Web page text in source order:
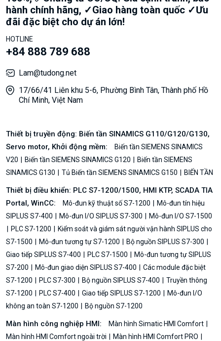
hành chính hãng, ✓Giao hàng toàn quốc ✓Ưu
đãi đặc biệt cho dự án lớn!
HOTLINE
+84 888 789 688
Lam@tudong.net
17/66/41 Liên khu 5-6, Phường Bình Tân, Thành phố Hồ
Chí Minh, Việt Nam
Thiết bị truyền động: Biến tần SINAMICS G110/G120/G130,
Servo motor, Khởi động mềm:
Biến tần SIEMENS SINAMICS
V20
Biến tần SIEMENS SINAMICS G120
Biến tần SIEMENS
SINAMICS G130
Tủ Biến tần SIEMENS SINAMICS G150 BIẾN TẦN
Thiết bị điều khiển: PLC S7-1200/1500, HMI KTP, SCADA TIA
Portal, WinCC:
Mô-đun kỹ thuật số S7-1200
Mô-đun tín hiệu
SIPLUS S7-400
Mô-đun I/O SIPLUS S7-300
Mô-đun I/O S7-1500
PLC S7-1200
Kiểm soát và giám sát người vận hành SIPLUS cho
S7-1500
Mô-đun tương tự S7-1200
Bộ nguồn SIPLUS S7-300
Giao tiếp SIPLUS S7-400
PLC S7-1500
Mô-đun tương tự SIPLUS
S7-200
Mô-đun giao diện SIPLUS S7-400
Các module đặc biệt
S7-1200
PLC S7-300 Bộ nguồn SIPLUS S7-400
Truyền thông
S7-1200
PLC S7-400 Giao tiếp SIPLUS S7-1200
Mô-đun I/O
không an toàn S7-1200
Bộ nguồn S7-1200
Màn hình công nghiệp HMI:
Màn hình Simatic HMI Comfort
Màn hình HMI Comfort ngoài trời
Màn hình HMI Comfort PRO